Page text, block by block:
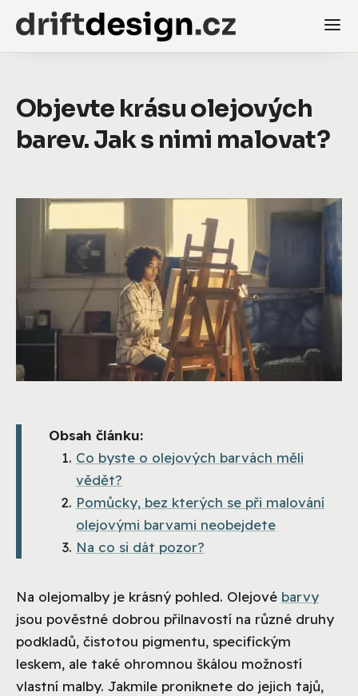
Objevte krásu olejových
barev. Jak s nimi malovat?
Obsah článku:
Co byste o olejových barvách měli
vědět?
Pomůcky, bez kterých se při malování
olejovými barvami neobejdete
Na co si dát pozor?
Na olejomalby je krásný pohled. Olejové barvy
jsou pověstné dobrou přilnavostí na různé druhy
podkladů, čistotou pigmentu, specifickým
leskem, ale také ohromnou škálou možností
vlastní malby. Jakmile proniknete do jejich tajů,